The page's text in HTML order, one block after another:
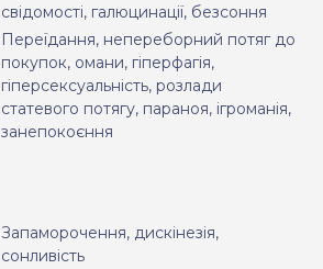
свідомості, галюцинації, безсоння
Переїдання, непереборний потяг до
покупок, омани, гіперфагія,
гіперсексуальність, розлади
статевого потягу, параноя, ігроманія,
занепокоєння
Запаморочення, дискінезія,
сонливість